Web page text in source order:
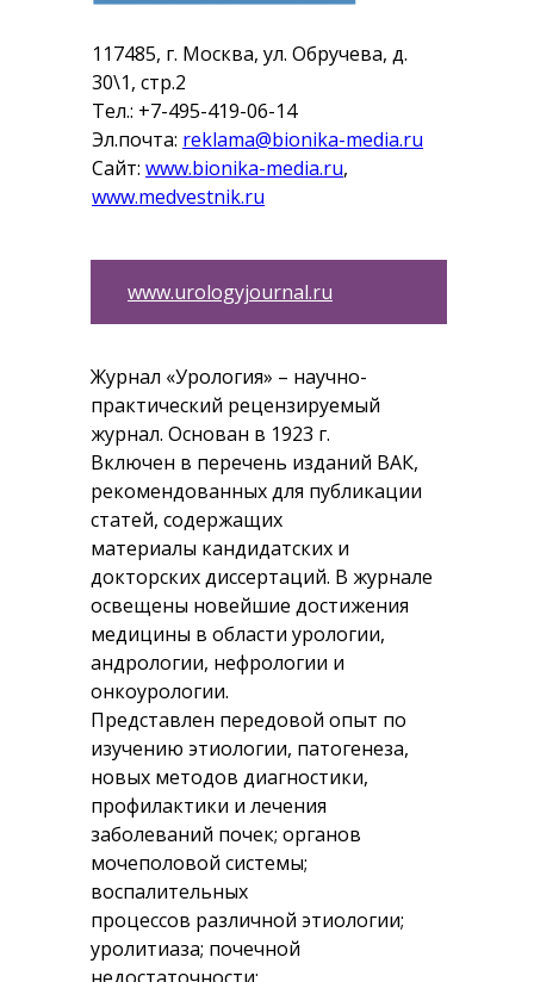
117485, г. Москва, ул. Обручева, д.
30\1, стр.2
Тел.: +7-495-419-06-14
Эл.почта: reklama@bionika-media.ru
Cайт: www.bionika-media.ru,
www.medvestnik.ru
www.urologyjournal.ru
Журнал «Урология» – научно-
практический рецензируемый
журнал. Основан в 1923 г.
Включен в перечень изданий ВАК,
рекомендованных для публикации
статей, содержащих
материалы кандидатских и
докторских диссертаций. В журнале
освещены новейшие достижения
медицины в области урологии,
андрологии, нефрологии и
онкоурологии.
Представлен передовой опыт по
изучению этиологии, патогенеза,
новых методов диагностики,
профилактики и лечения
заболеваний почек; органов
мочеполовой системы;
воспалительных
процессов различной этиологии;
уролитиаза; почечной